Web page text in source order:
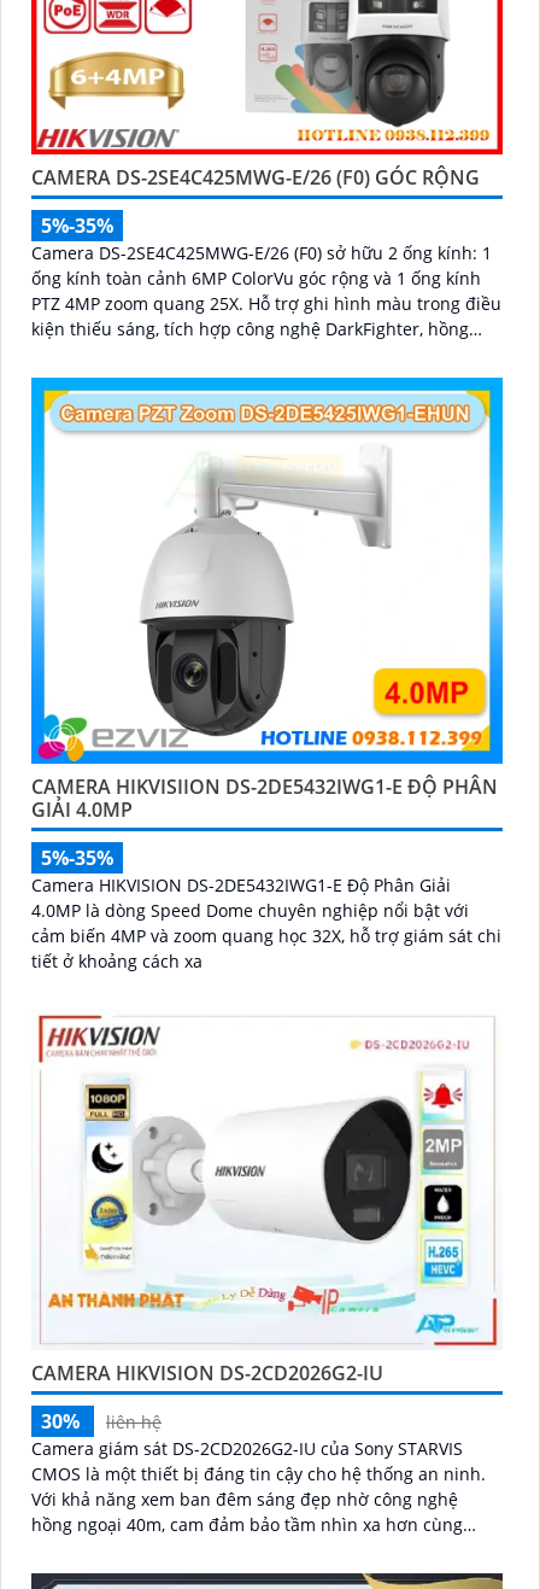
CAMERA DS-2SE4C425MWG-E/26 (F0) GÓC RỘNG
5%-35%
Camera DS-2SE4C425MWG-E/26 (F0) sở hữu 2 ống kính: 1
ống kính toàn cảnh 6MP ColorVu góc rộng và 1 ống kính
PTZ 4MP zoom quang 25X. Hỗ trợ ghi hình màu trong điều
kiện thiếu sáng, tích hợp công nghệ DarkFighter, hồng
và chuẩn nén H
CAMERA HIKVISIION DS-2DE5432IWG1-E ĐỘ PHÂN
GIẢI 4.0MP
5%-35%
Camera HIKVISION DS-2DE5432IWG1-E Độ Phân Giải
4.0MP là dòng Speed Dome chuyên nghiệp nổi bật với
cảm biến 4MP và zoom quang học 32X, hỗ trợ giám sát chi
tiết ở khoảng cách xa
CAMERA HIKVISION DS-2CD2026G2-IU
30%
liên hệ
Camera giám sát DS-2CD2026G2-IU của Sony STARVIS
CMOS là một thiết bị đáng tin cậy cho hệ thống an ninh.
Với khả năng xem ban đêm sáng đẹp nhờ công nghệ
hồng ngoại 40m, cam đảm bảo tầm nhìn xa hơn cùng